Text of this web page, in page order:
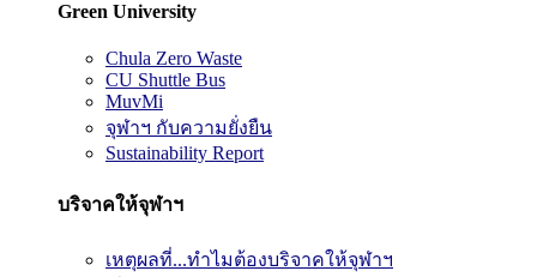
Green University
Chula Zero Waste
CU Shuttle Bus
MuvMi
จุฬาฯ กับความยั่งยืน
Sustainability Report
บริจาคให้จุฬาฯ
เหตุผลที่...ทำไมต้องบริจาคให้จุฬาฯ